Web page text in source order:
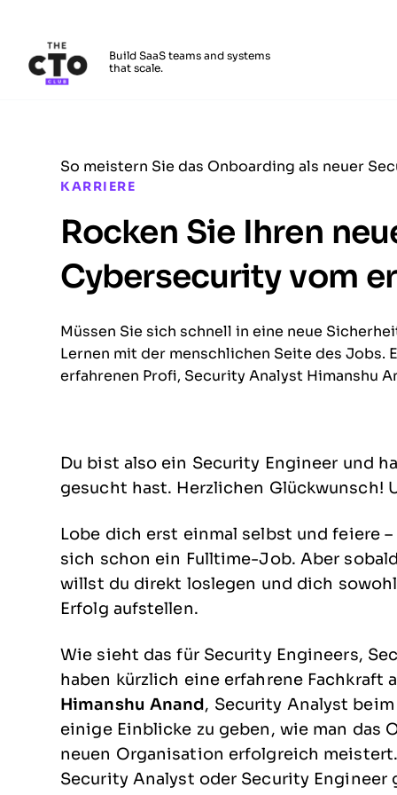
Build SaaS teams and systems
that scale.
KARRIERE
Rocken Sie Ihren
Cybersecurity vom
So meistern Sie das Onboarding als neuer
Müssen Sie sich schnell in eine neue
Lernen mit der menschlichen Seite des Jobs.
erfahrenen Profi, Security Analyst Himanshu
Du bist also ein Security Engineer und
gesucht hast. Herzlichen Glückwunsch!
Lobe dich erst einmal selbst und feiere
sich schon ein Fulltime-Job. Aber
willst du direkt loslegen und dich
Erfolg aufstellen.
Wie sieht das für Security Engineers,
haben kürzlich eine erfahrene Fachkraft
Himanshu Anand , Security Analyst
einige Einblicke zu geben, wie man das
neuen Organisation erfolgreich
Security Analyst oder Security